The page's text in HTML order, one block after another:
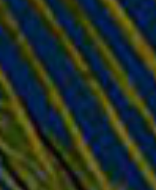
CONNECTORS / ADAPTERS
HDD SATA Cable
Apple Macbook
1278 (2012-2013)
€31.70
Παράδοση σε 1–3
ημέρες